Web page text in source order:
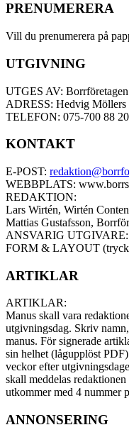
PRENUMERERA
Vill du prenumerera på
UTGIVNING
UTGES AV:
ADRESS: Hedvig Möllers
TELEFON: 075-700 88 20
KONTAKT
E-POST:
WEBBPLATS:
REDAKTION:
Lars Wirtén, Wirtén
Mattias Gustafsson,
ANSVARIG UTGIVARE:
FORM & LAYOUT
ARTIKLAR
ARTIKLAR:
Manus skall vara
utgivningsdag. Skriv
manus. För signerade
sin helhet (lågupplöst
veckor efter
skall meddelas
utkommer med 4 nummer
ANNONSERING